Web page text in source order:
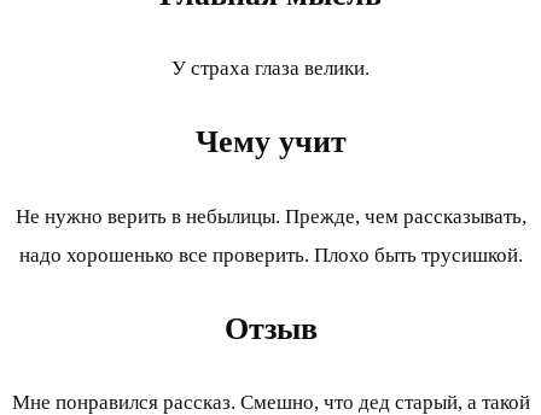
У страха глаза велики.
Чему учит
Не нужно верить в небылицы. Прежде, чем рассказывать,
надо хорошенько все проверить. Плохо быть трусишкой.
Отзыв
Мне понравился рассказ. Смешно, что дед старый, а такой